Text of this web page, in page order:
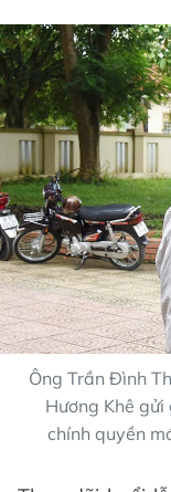
Ông Trần Đình
Hương Khê
chính quyền